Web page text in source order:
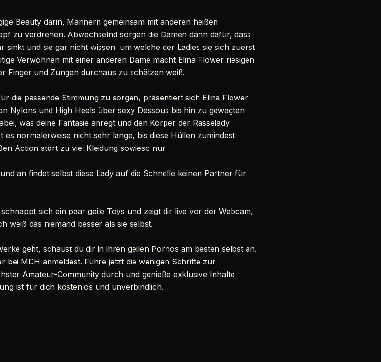
Beauty darin, Männern gemeinsam mit anderen heißen
zu verdrehen. Abwechselnd sorgen die Damen dann dafür, dass
und sie gar nicht wissen, um welche der Ladies sie sich zuerst
Verwöhnen mit einer anderen Dame macht Elina Flower riesigen
Finger und Zungen durchaus zu schätzen weiß.
die passende Stimmung zu sorgen, präsentiert sich Elina Flower
Nylons und High Heels über sexy Dessous bis hin zu gewagten
was deine Fantasie anregt und den Körper der Rasselady
normalerweise nicht sehr lange, bis diese Hüllen zumindest
Action stört zu viel Kleidung sowieso nur.
an findet selbst diese Lady auf die Schnelle keinen Partner für
sich ein paar geile Toys und zeigt dir live vor der Webcam,
weiß das niemand besser als sie selbst.
geht, schaust du dir in ihren geilen Pornos am besten selbst an.
bei MDH anmeldest. Führe jetzt die wenigen Schritte zur
Amateur-Community durch und genieße exklusive Inhalte
ist für dich kostenlos und unverbindlich.